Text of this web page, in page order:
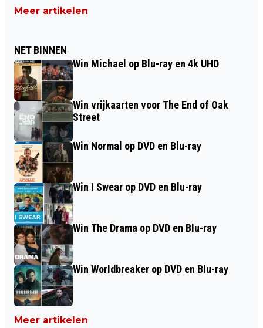
Meer artikelen
NET BINNEN
Win Michael op Blu-ray en 4k UHD
Win vrijkaarten voor The End of Oak
Street
Win Normal op DVD en Blu-ray
Win I Swear op DVD en Blu-ray
Win The Drama op DVD en Blu-ray
Win Worldbreaker op DVD en Blu-ray
Meer artikelen